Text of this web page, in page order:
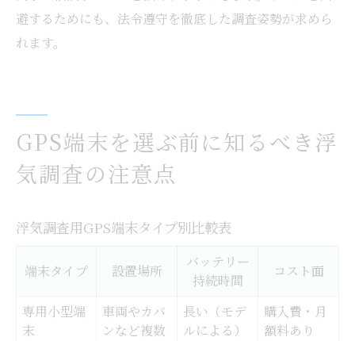
避するためにも、法令遵守を徹底した調査姿勢が求めら
れます。
GPS端末を選ぶ前に知るべき浮
気調査の注意点
浮気調査用GPS端末タイプ別比較表
端末タイプ 設置場所
バッテリー
持続時間
コスト面
専用小型端
末
車両やカバ
ンなど複数
長い（モデ
ルによる）
購入費・月
額料あり